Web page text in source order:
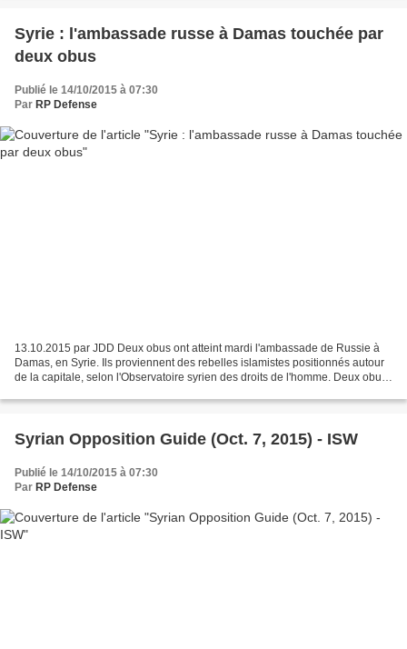
Syrie : l'ambassade russe à Damas touchée par
deux obus
Publié le 14/10/2015 à 07:30
Par RP Defense
13.10.2015 par JDD Deux obus ont atteint mardi l'ambassade de Russie à
Damas, en Syrie. Ils proviennent des rebelles islamistes positionnés autour
de la capitale, selon l'Observatoire syrien des droits de l'homme. Deux obus
Syrian Opposition Guide (Oct. 7, 2015) - ISW
Publié le 14/10/2015 à 07:30
Par RP Defense